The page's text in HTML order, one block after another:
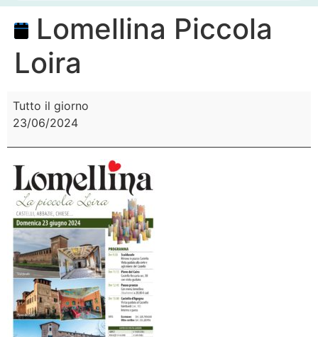
Lomellina Piccola
Loira
Tutto il giorno
23/06/2024